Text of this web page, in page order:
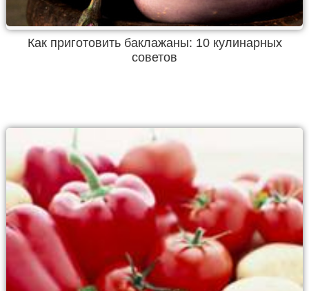
Как приготовить баклажаны: 10 кулинарных
советов